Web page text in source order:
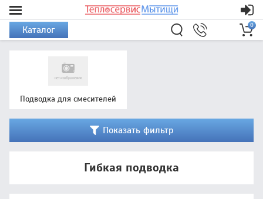
Каталог 0
Подводка для смесителей
Показать фильтр
Гибкая подводка